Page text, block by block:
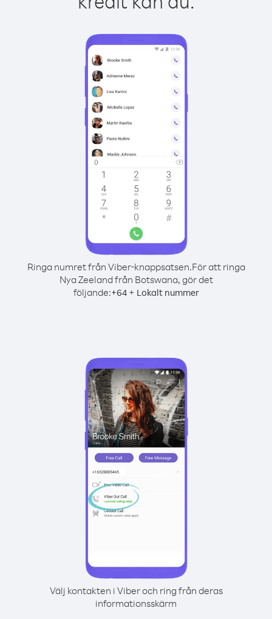
Ringa numret från Viber-knappsatsen.För att ringa
Nya Zeeland från Botswana, gör det
följande:+64+ Lokalt nummer
Välj kontakten i Viber och ring från deras
informationsskärm